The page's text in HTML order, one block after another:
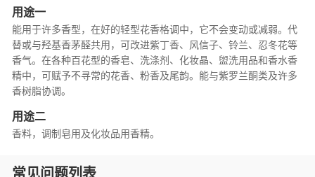
用途一
能用于许多香型，在好的轻型花香格调中，它不会变动或减弱。代
替或与羟基香茅醛共用，可改进紫丁香、风信子、铃兰、忍冬花等
香气。在各种百花型的香皂、洗涤剂、化妆晶、盥洗用品和香水香
精中，可赋予不寻常的花香、粉香及尾韵。能与紫罗兰酮类及许多
香树脂协调。
用途二
香料，调制皂用及化妆品用香精。
常见问题列表